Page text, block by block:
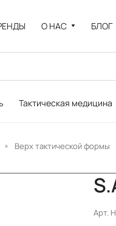
О НАС БЛОГ
Тактическая медицина
Верх тактической формы
Арт.